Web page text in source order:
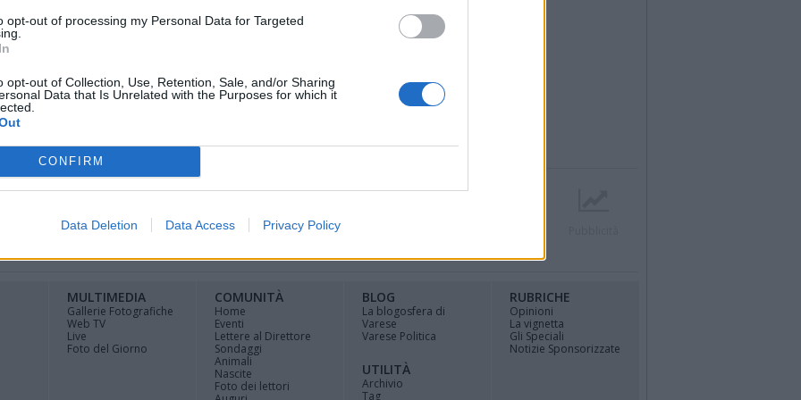
opt-out of processing my Personal Data for Targeted
opt-out of Collection, Use, Retention, Sale, and/or Sharing
Data that Is Unrelated with the Purposes for which it
CONFIRM
Data Deletion Data Access Privacy Policy
organizzato alla Supsi di Mendrisio dal
per la presentazione del libro “La
Redazione
Invia
Feed RSS Facebook
MULTIMEDIA
Gallerie Fotografiche
Web TV
Live
Foto del Giorno
COMUNITÀ
Home
Eventi
Lettere al Direttore
Sondaggi
Animali
Nascite
Foto dei lettori
BLOG
La blogosfera di
Varese
Varese Politica
UTILITÀ
Archivio
Tag
RUBRICHE
Opinioni
La vignetta
Gli Speciali
Notizie Sponsorizzate